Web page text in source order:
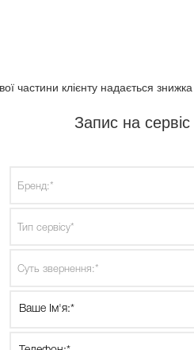
частини клієнту надається
Запис на сервіс
Бренд:*
Тип сервісу*
Суть звернення:*